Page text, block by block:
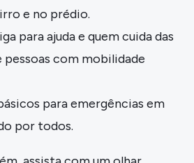
e no prédio.
para ajuda e quem cuida das
pessoas com mobilidade
para emergências em
por todos.